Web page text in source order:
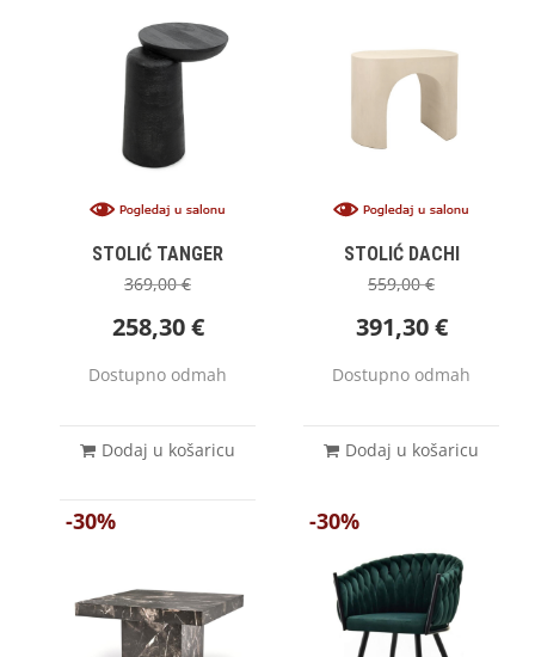
STOLIĆ TANGER
369,00€
258,30€
Dostupno odmah
Dodaj u košaricu
STOLIĆ DACHI
559,00€
391,30€
Dostupno odmah
Dodaj u košaricu
-30% -30%